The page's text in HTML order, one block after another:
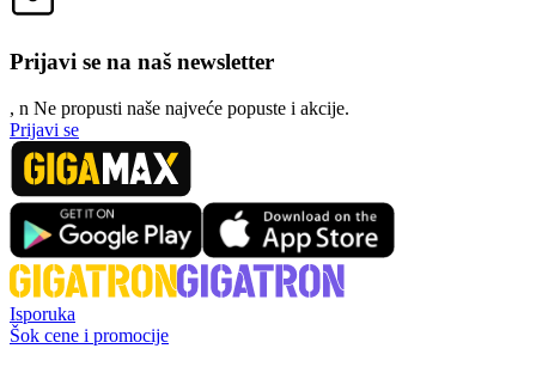
Prijavi se na naš newsletter
, n Ne propusti naše najveće popuste i akcije.
Prijavi se
Isporuka
Šok cene i promocije